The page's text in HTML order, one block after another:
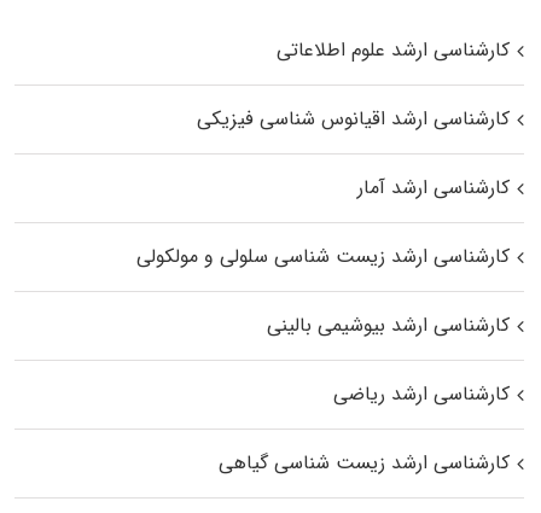
کارشناسی ارشد علوم اطلاعاتی
کارشناسی ارشد اقیانوس‌ شناسی فیزیکی
کارشناسی ارشد آمار
کارشناسی ارشد زیست شناسی سلولی و مولکولی
کارشناسی ارشد بیوشیمی بالینی
کارشناسی ارشد ریاضی
کارشناسی ارشد زیست‌ شناسی گیاهی